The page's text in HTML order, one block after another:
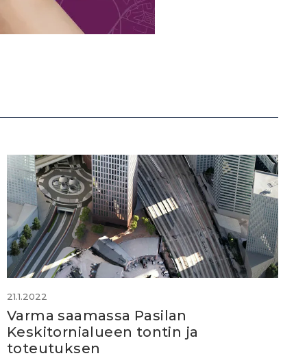
21.1.2022
Varma saamassa Pasilan
Keskitornialueen tontin ja
toteutuksen